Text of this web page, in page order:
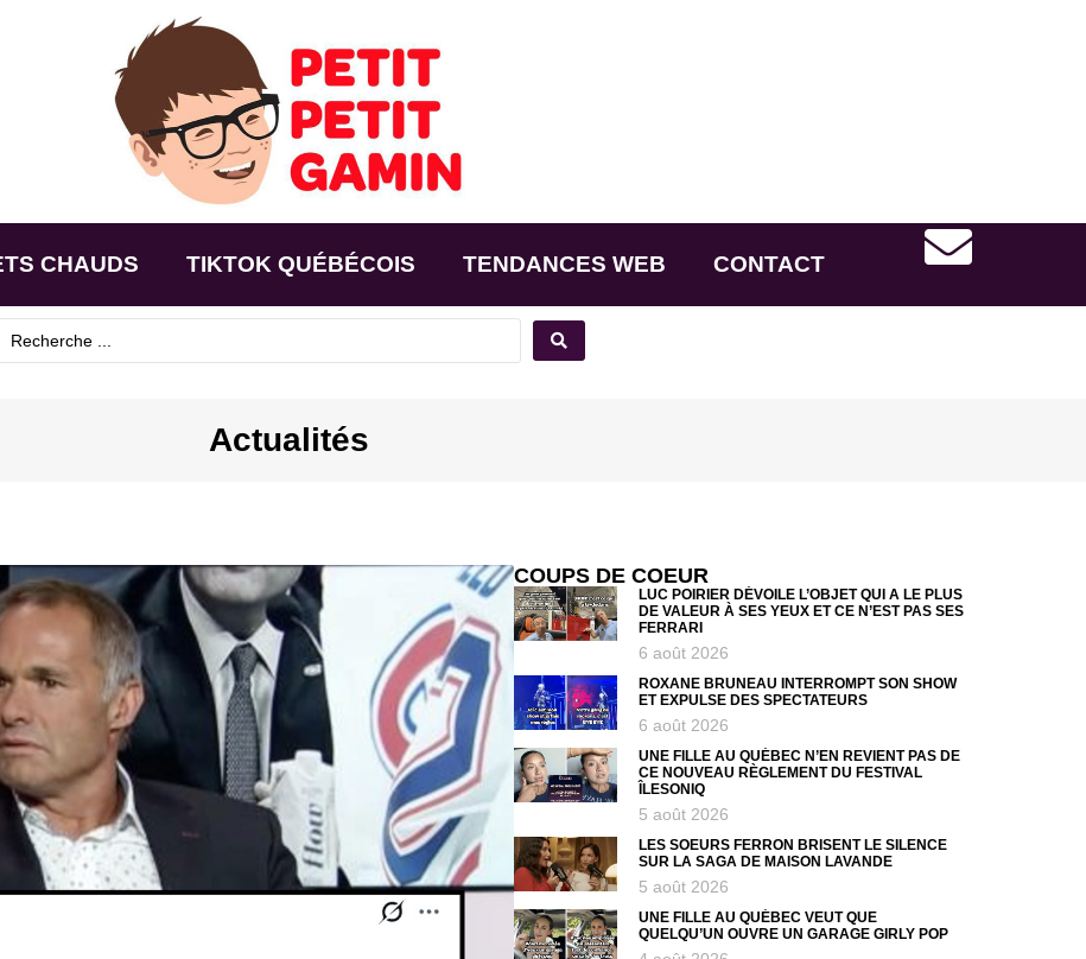
CHAUDS TIKTOK QUÉBÉCOIS TENDANCES WEB CONTACT
Actualités
COUPS DE COEUR
LUC POIRIER DÉVOILE L’OBJET QUI A LE PLUS
DE VALEUR À SES YEUX ET CE N’EST PAS SES
FERRARI
6 août 2026
ROXANE BRUNEAU INTERROMPT SON SHOW
ET EXPULSE DES SPECTATEURS
6 août 2026
UNE FILLE AU QUÉBEC N’EN REVIENT PAS DE
CE NOUVEAU RÈGLEMENT DU FESTIVAL
ÎLESONIQ
5 août 2026
LES SOEURS FERRON BRISENT LE SILENCE
SUR LA SAGA DE MAISON LAVANDE
5 août 2026
UNE FILLE AU QUÉBEC VEUT QUE
QUELQU’UN OUVRE UN GARAGE GIRLY POP